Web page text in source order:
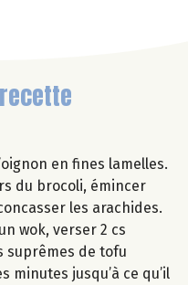
recette
en fines lamelles.
du brocoli, émincer
les arachides.
wok, verser 2 cs
suprêmes de tofu
minutes jusqu’à ce qu’il